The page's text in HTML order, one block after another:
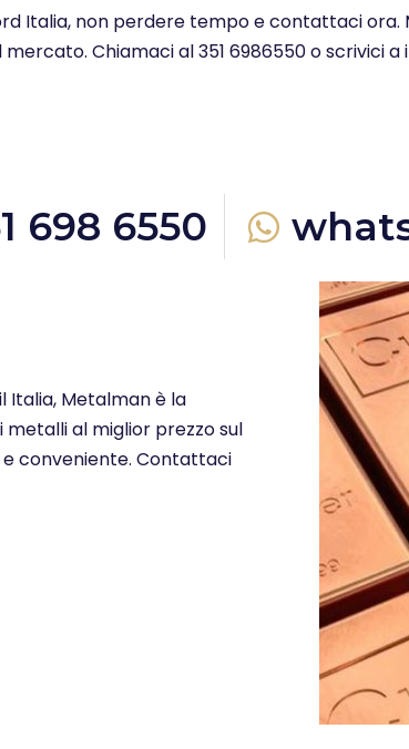
Italia, non perdere tempo e contattaci
Chiamaci al 351 6986550 o scrivici
698 6550
Italia, Metalman è la
al miglior prezzo sul
conveniente. Contattaci